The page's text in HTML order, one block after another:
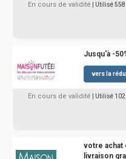
En cours de validité | Utilisé
Jusqu'à -
vers la
En cours de validité | Utilisé
votre achat
livraison